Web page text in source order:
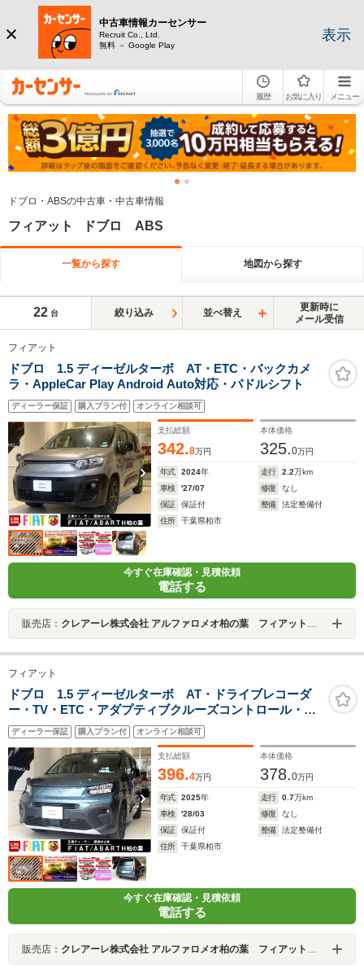
中古車情報カーセンサー
Recruit Co., Ltd.
無料 － Google Play
表示
履歴 お気に入り メニュー
ドブロ・ABSの中古車・中古車情報
フィアット ドブロ ABS
一覧から探す 地図から探す
22 台 絞り込み 並べ替え
更新時に
メール受信
フィアット
ドブロ 1.5 ディーゼルターボ AT・ETC・バックカメ
ラ・AppleCar Play Android Auto対応・パドルシフト
ディーラー保証 購入プラン付 オンライン相談可
支払総額
342.8万円
本体価格
325.0万円
年式 2024年 走行 2.2万km
車検
'27/07 修復
なし
保証
保証付 整備
法定整備付
住所
千葉県柏市
今すぐ在庫確認・見積依頼
電話する
販売店： クレアーレ株式会社 アルファロメオ柏の葉 フィアット／アバルト柏の葉
フィアット
ドブロ 1.5 ディーゼルターボ AT・ドライブレコーダ
ー・TV・ETC・アダプティブクルーズコントロール・レ
ーンキーピングアシスト
ディーラー保証 購入プラン付 オンライン相談可
支払総額
396.4万円
本体価格
378.0万円
年式 2025年 走行 0.7万km
車検
'28/03 修復
なし
保証
保証付 整備
法定整備付
住所
千葉県柏市
今すぐ在庫確認・見積依頼
電話する
販売店： クレアーレ株式会社 アルファロメオ柏の葉 フィアット／アバルト柏の葉